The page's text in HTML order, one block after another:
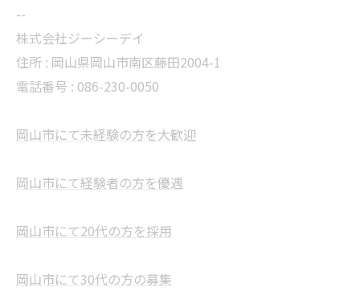
--
株式会社ジーシーデイ
住所 : 岡山県岡山市南区藤田2004-1
電話番号 : 086-230-0050
岡山市にて未経験の方を大歓迎
岡山市にて経験者の方を優遇
岡山市にて20代の方を採用
岡山市にて30代の方の募集